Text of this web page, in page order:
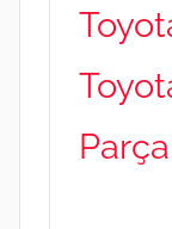
Parça